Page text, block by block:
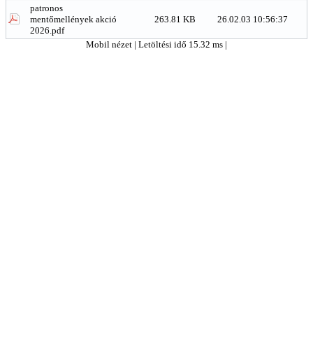
patronos
mentőmellények akció
2026.pdf
263.81 KB 26.02.03 10:56:37
Mobil nézet | Letöltési idő 15.32 ms |